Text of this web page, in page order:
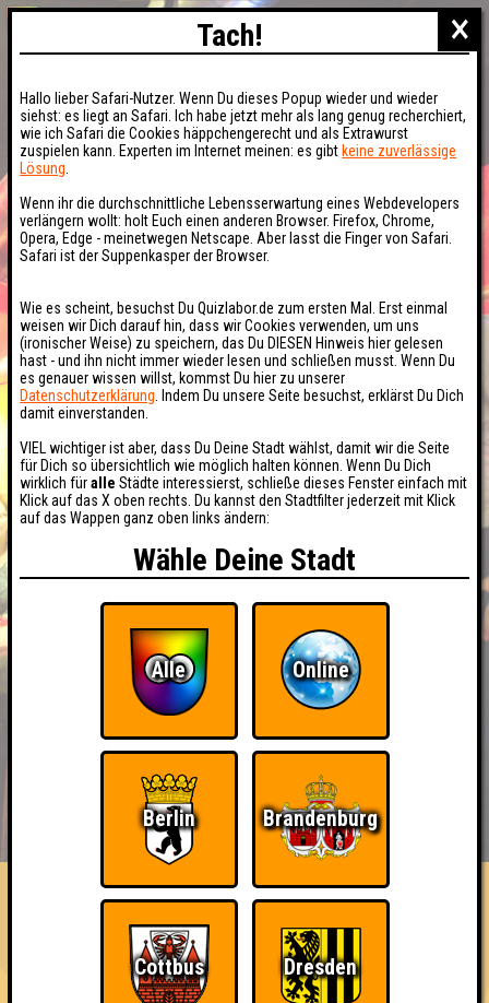
HIGHSCORE RESERVIERUNG
FAQ ÜBER UNS
Basti's QuizCrew161
Errungenschaften
×
Tach!
Hallo lieber Safari-Nutzer. Wenn Du dieses Popup wieder und wieder
siehst: es liegt an Safari. Ich habe jetzt mehr als lang genug recherchiert,
wie ich Safari die Cookies häppchengerecht und als Extrawurst
zuspielen kann. Experten im Internet meinen: es gibt keine zuverlässige
Lösung
Wenn ihr die durchschnittliche Lebensserwartung eines Webdevelopers
verlängern wollt: holt Euch einen anderen Browser. Firefox, Chrome,
Opera, Edge - meinetwegen Netscape. Aber lasst die Finger von Safari.
Safari ist der Suppenkasper der Browser.
Wie es scheint, besuchst Du Quizlabor.de zum ersten Mal. Erst einmal
weisen wir Dich darauf hin, dass wir Cookies verwenden, um uns
(ironischer Weise) zu speichern, das Du DIESEN Hinweis hier gelesen
hast - und ihn nicht immer wieder lesen und schließen musst. Wenn Du
es genauer wissen willst, kommst Du hier zu unserer
Datenschutzerklärung . Indem Du unsere Seite besuchst, erklärst Du Dich
damit einverstanden.
VIEL wichtiger ist aber, dass Du Deine Stadt wählst, damit wir die Seite
für Dich so übersichtlich wie möglich halten können. Wenn Du Dich
wirklich füralle Städte interessierst, schließe dieses Fenster einfach mit
Klick auf das X oben rechts. Du kannst den Stadtfilter jederzeit mit Klick
auf das Wappen ganz oben links ändern:
Wähle Deine Stadt
Alle Online
Berlin Brandenburg
Cottbus Dresden